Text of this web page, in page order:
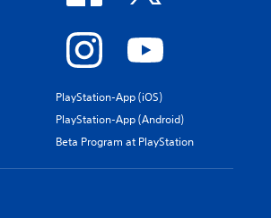
PlayStation-App (iOS)
PlayStation-App (Android)
Beta Program at PlayStation